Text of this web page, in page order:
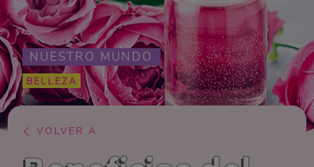
NUESTRO MUNDO
BELLEZA
VOLVER A